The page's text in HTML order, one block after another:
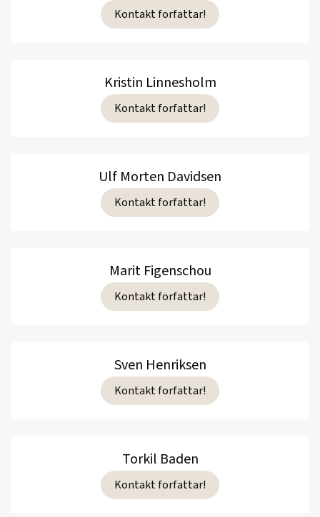
Kontakt forfattar!
Kristin Linnesholm
Kontakt forfattar!
Ulf Morten Davidsen
Kontakt forfattar!
Marit Figenschou
Kontakt forfattar!
Sven Henriksen
Kontakt forfattar!
Torkil Baden
Kontakt forfattar!